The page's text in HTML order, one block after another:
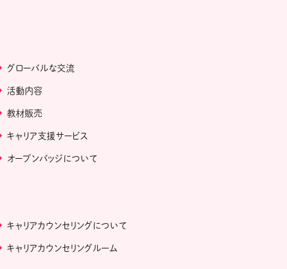
グローバルな交流
活動内容
教材販売
キャリア支援サービス
オープンバッジについて
キャリアカウンセリングについて
キャリアカウンセリングルーム